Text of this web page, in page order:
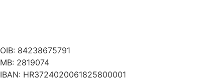
OIB: 84238675791
MB: 2819074
IBAN: HR3724020061825800001